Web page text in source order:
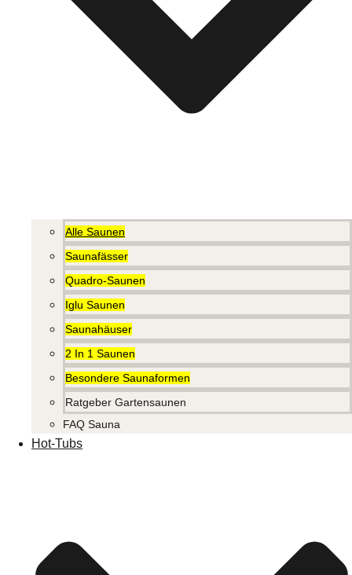
Alle Saunen
Saunafässer
Quadro-Saunen
Iglu Saunen
Saunahäuser
2 In 1 Saunen
Besondere Saunaformen
Ratgeber Gartensaunen
FAQ Sauna
Hot-Tubs